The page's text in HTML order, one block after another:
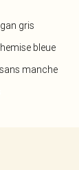
gris
bleue
manche